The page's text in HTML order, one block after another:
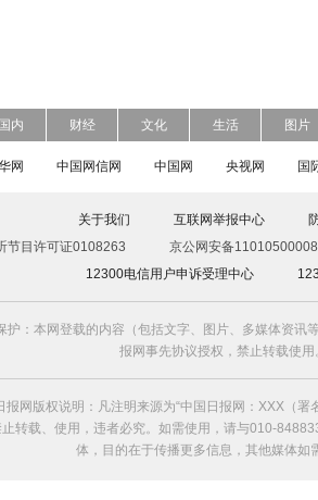
国内 财经 文化 生活 图片
网 中国网信网 中国网 央视网 国
关于我们 互联网举报中心
节目许可证0108263
京公网安备
12300电信用户申诉受理中心
护：本网登载的内容（包括文字、图片、多媒体资
报网事先协议授权，禁止转载使
报网版权说明：凡注明来源为“中国日报网：XXX（
转载、使用，违者必究。如需使用，请与010-
体，目的在于传播更多信息，其他媒体